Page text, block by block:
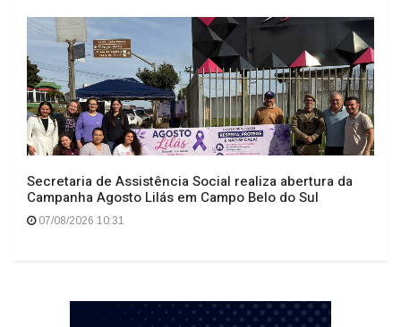
Secretaria de Assistência Social realiza abertura da
Campanha Agosto Lilás em Campo Belo do Sul
07/08/2026 10:31